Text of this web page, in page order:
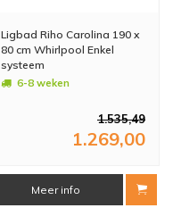
Ligbad Riho Carolina 190 x
80 cm Whirlpool Enkel
systeem
6-8 weken
1.535,49
1.269,00
Meer info